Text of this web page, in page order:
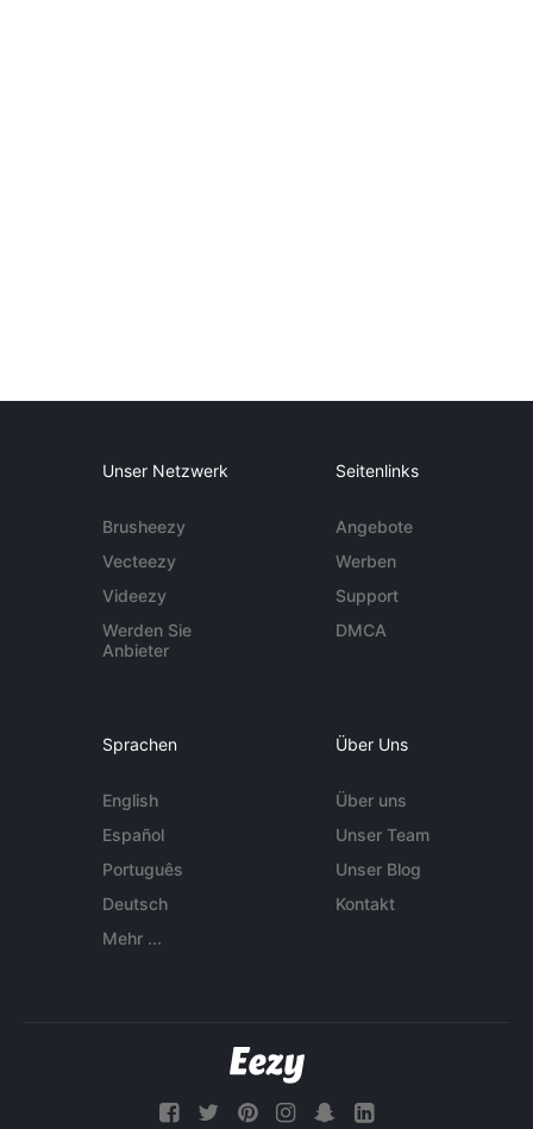
Unser Netzwerk
Brusheezy
Vecteezy
Videezy
Werden Sie
Anbieter
Seitenlinks
Angebote
Werben
Support
DMCA
Sprachen
English
Español
Português
Deutsch
Mehr ...
Über Uns
Über uns
Unser Team
Unser Blog
Kontakt